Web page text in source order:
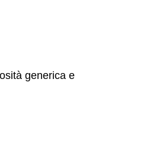
generica e